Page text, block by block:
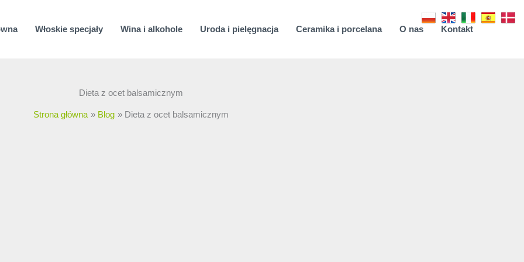
Włoskie specjały Wina i alkohole Uroda i pielęgnacja Ceramika i porcelana O nas Kontakt
Dieta z ocet balsamicznym
Strona główna Blog Dieta z ocet balsamicznym